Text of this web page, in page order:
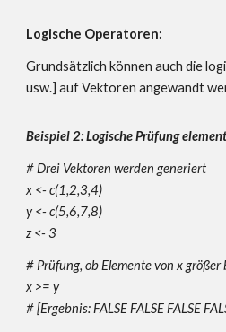
Logische Operatoren:
Grundsätzlich können auch die
usw.] auf Vektoren angewandt
Beispiel 2: Logische Prüfung
# Drei Vektoren werden generiert
x <- c(1,2,3,4)
y <- c(5,6,7,8)
z <- 3
# Prüfung, ob Elemente von x größer
x >= y
#[Ergebnis: FALSE FALSE FALSE